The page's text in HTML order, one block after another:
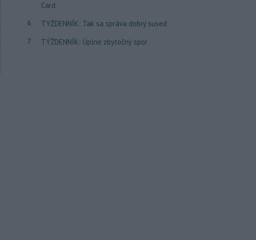
Card
6 TYŽDENNÍK: Tak sa správa dobrý sused
7 TÝŽDENNÍK: Úplne zbytočný spor